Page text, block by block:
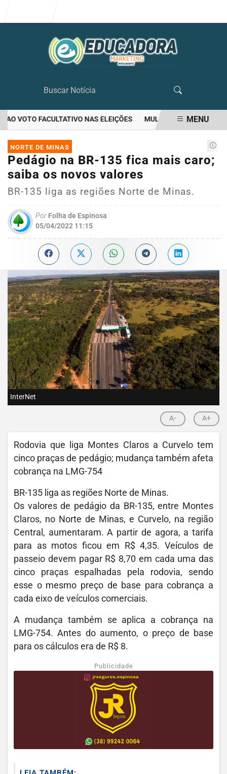
VOTO FACULTATIVO NAS ELEIÇÕES MULHER MATA O
EM ALTA
MENU
NORTE DE MINAS
Pedágio na BR-135 fica mais caro;
saiba os novos valores
BR-135 liga as regiões Norte de Minas.
Por Folha de Espinosa
05/04/2022 11:15
InterNet
A- A+
Rodovia que liga Montes Claros a Curvelo tem
cinco praças de pedágio; mudança também afeta
cobrança na LMG-754
BR-135 liga as regiões Norte de Minas.
Os valores de pedágio da BR-135, entre Montes
Claros, no Norte de Minas, e Curvelo, na região
Central, aumentaram. A partir de agora, a tarifa
para as motos ficou em R$ 4,35. Veículos de
passeio devem pagar R$ 8,70 em cada uma das
cinco praças espalhadas pela rodovia, sendo
esse o mesmo preço de base para cobrança a
cada eixo de veículos comerciais.
A mudança também se aplica a cobrança na
LMG-754. Antes do aumento, o preço de base
para os cálculos era de R$ 8.
Publicidade